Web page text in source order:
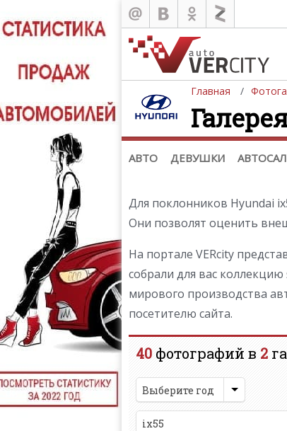
Главная
АВТО ДЕВУШКИ
Автомобили
Последние добавления
Список марок
(+1102)
Для поклонников Hyundai
Они позволят оценить
На портале VERcity
собрали для вас
мирового производства
посетителю сайта.
40 фотографий в 2
Выберите год
ix55